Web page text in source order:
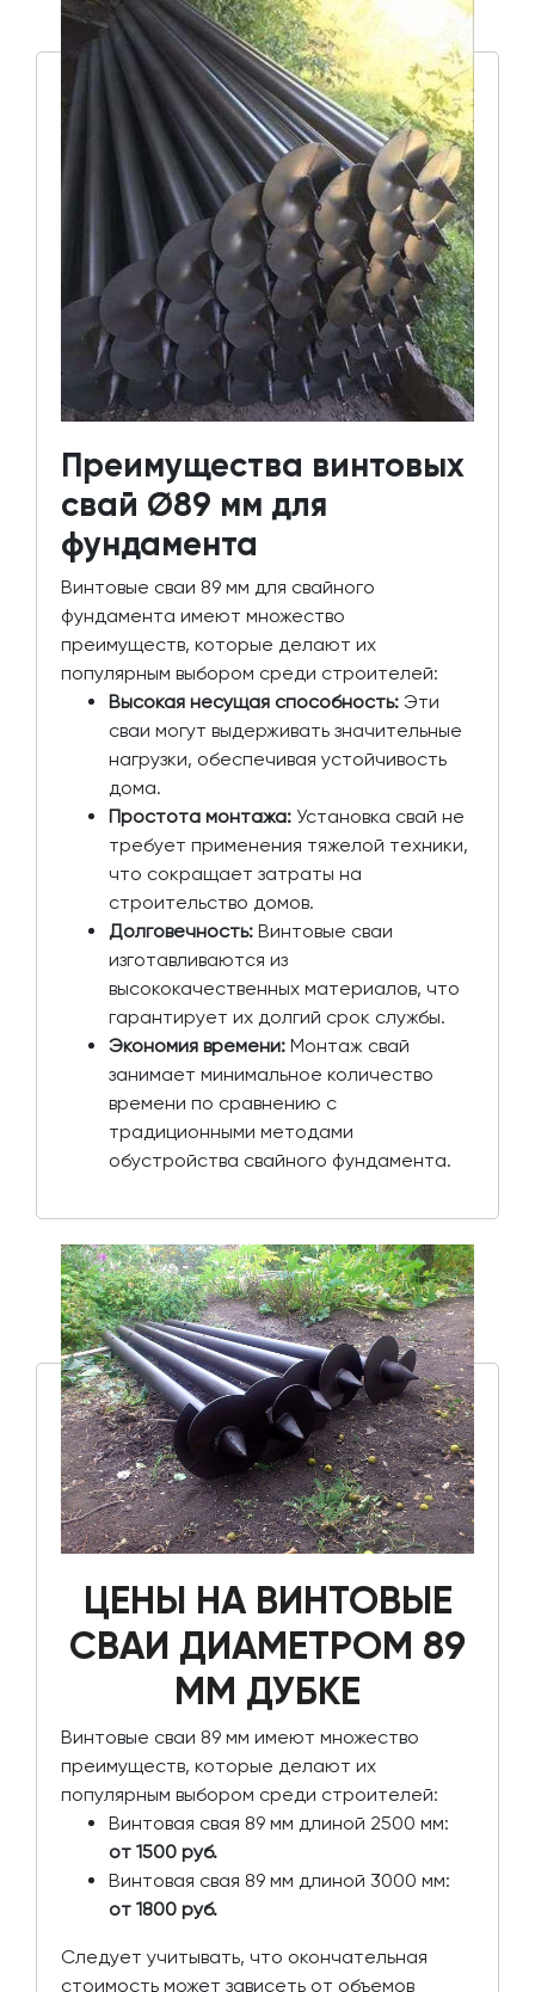
Преимущества винтовых
свай Ø89 мм для
фундамента
Винтовые сваи 89 мм для свайного
фундамента имеют множество
преимуществ, которые делают их
популярным выбором среди строителей:
Высокая несущая способность: Эти
сваи могут выдерживать значительные
нагрузки, обеспечивая устойчивость
дома.
Простота монтажа: Установка свай не
требует применения тяжелой техники,
что сокращает затраты на
строительство домов.
Долговечность: Винтовые сваи
изготавливаются из
высококачественных материалов, что
гарантирует их долгий срок службы.
Экономия времени: Монтаж свай
занимает минимальное количество
времени по сравнению с
традиционными методами
обустройства свайного фундамента.
ЦЕНЫ НА ВИНТОВЫЕ
СВАИ ДИАМЕТРОМ 89
ММ ДУБКЕ
Винтовые сваи 89 мм имеют множество
преимуществ, которые делают их
популярным выбором среди строителей:
Винтовая свая 89 мм длиной 2500 мм:
от 1500 руб.
Винтовая свая 89 мм длиной 3000 мм:
от 1800 руб.
Следует учитывать, что окончательная
стоимость может зависеть от объемов